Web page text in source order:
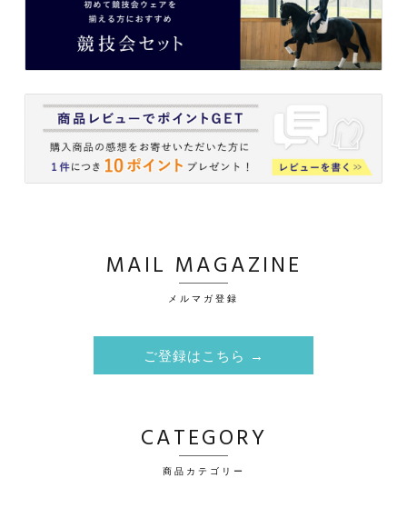
MAIL MAGAZINE
メルマガ登録
ご登録はこちら →
CATEGORY
商品カテゴリー